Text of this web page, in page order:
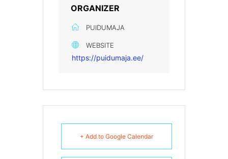
ORGANIZER
PUIDUMAJA
WEBSITE
https://puidumaja.ee/
+ Add to Google Calendar